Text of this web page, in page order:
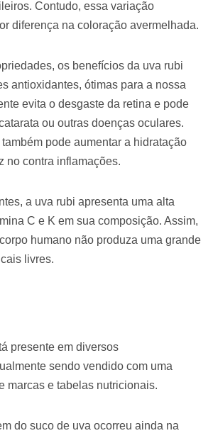
Contudo, essa variação
diferença na coloração avermelhada.
os benefícios da uva rubi
antioxidantes, ótimas para a nossa
evita o desgaste da retina e pode
ou outras doenças oculares.
pode aumentar a hidratação
no contra inflamações.
a uva rubi apresenta uma alta
C e K em sua composição. Assim,
humano não produza uma grande
livres.
presente em diversos
sendo vendido com uma
marcas e tabelas nutricionais.
do suco de uva ocorreu ainda na